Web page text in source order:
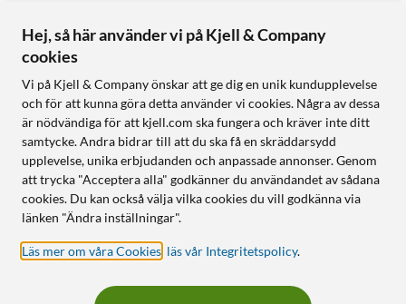
Hej, så här använder vi på Kjell & Company
cookies
Vi på Kjell & Company önskar att ge dig en unik kundupplevelse
och för att kunna göra detta använder vi cookies. Några av dessa
är nödvändiga för att kjell.com ska fungera och kräver inte ditt
samtycke. Andra bidrar till att du ska få en skräddarsydd
upplevelse, unika erbjudanden och anpassade annonser. Genom
att trycka "Acceptera alla" godkänner du användandet av sådana
cookies. Du kan också välja vilka cookies du vill godkänna via
länken "Ändra inställningar".
Läs mer om våra Cookies läs vår Integritetspolicy.